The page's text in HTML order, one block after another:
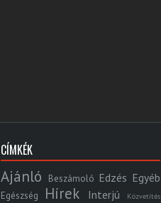
CÍMKÉK
Ajánló Beszámoló Edzés Egyéb
Egészség Hírek Interjú Közvetítés